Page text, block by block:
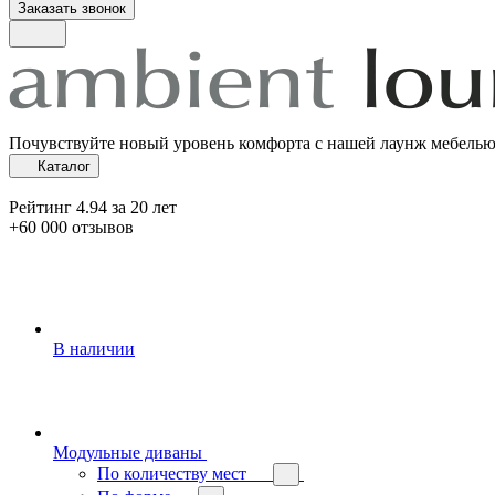
Заказать звонок
Почувствуйте новый уровень комфорта с нашей лаунж мебелью
Каталог
Рейтинг 4.94 за 20 лет
+60 000 отзывов
В наличии
Модульные диваны
По количеству мест